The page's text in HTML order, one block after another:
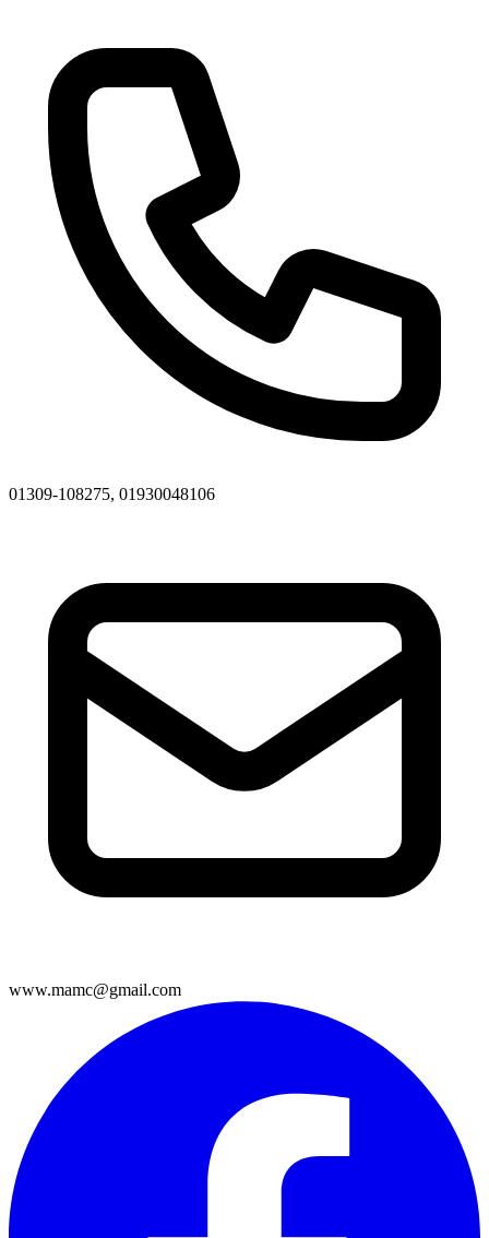
01309-108275, 01930048106
www.mamc@gmail.com